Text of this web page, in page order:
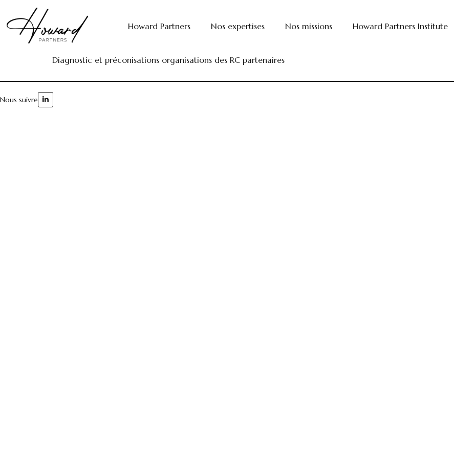
Howard Partners Nos expertises Nos missions Howard Partners Institute
SECTEUR:
Etude de benchmarking des solutions de paiement
Diagnostic et préconisations organisations des RC partenaires
Nous suivre